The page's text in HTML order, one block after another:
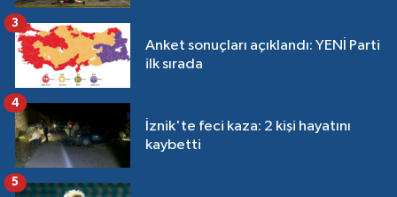
Anket sonuçları açıklandı: YENİ Parti
ilk sırada
3
İznik'te feci kaza: 2 kişi hayatını
kaybetti
4
5